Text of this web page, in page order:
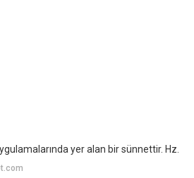
yer alan bir sünnettir. Hz.